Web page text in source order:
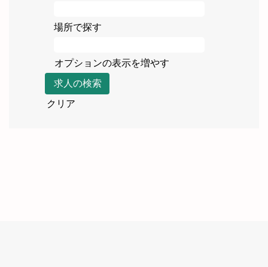
場所で探す
オプションの表示を増やす
クリア